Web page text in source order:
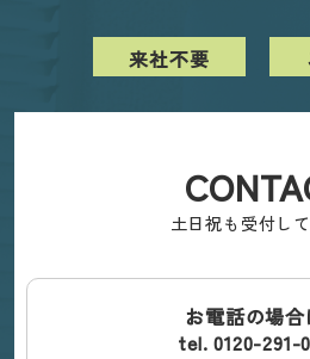
来社不要
土日祝も受付し
お電話の場合
tel. 0120-291-